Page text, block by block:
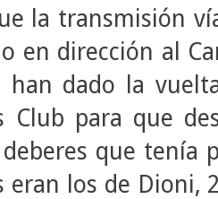
la transmisión
en dirección al
han dado la
Club para que
que tenía
eran los de Dioni,